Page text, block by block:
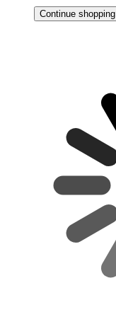
Continue shopping